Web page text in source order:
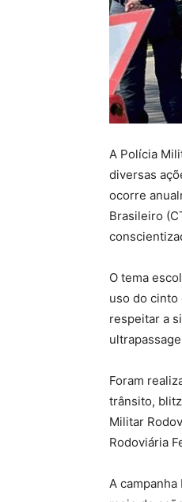
A Polícia
diversas
ocorre
Brasileiro
O tema
uso do cinto
respeitar a
Foram
trânsito,
Militar
Rodoviária
A